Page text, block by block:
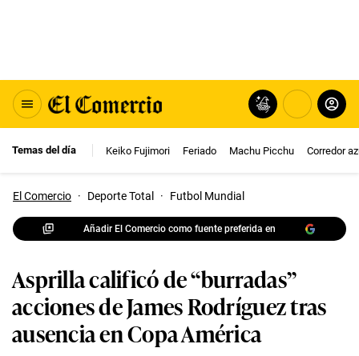
Temas del día Keiko Fujimori Feriado Machu Picchu Corredor
El Comercio · Deporte Total · Futbol Mundial
Añadir El Comercio como fuente preferida en
Asprilla calificó de “burradas”
acciones de James Rodríguez tras
ausencia en Copa América